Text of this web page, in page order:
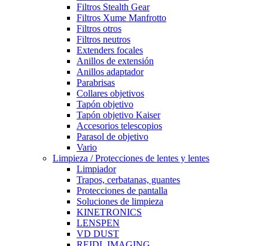
Filtros Stealth Gear
Filtros Xume Manfrotto
Filtros otros
Filtros neutros
Extenders focales
Anillos de extensión
Anillos adaptador
Parabrisas
Collares objetivos
Tapón objetivo
Tapón objetivo Kaiser
Accesorios telescopios
Parasol de objetivo
Vario
Limpieza / Protecciones de lentes y lentes
Limpiador
Trapos, cerbatanas, guantes
Protecciones de pantalla
Soluciones de limpieza
KINETRONICS
LENSPEN
VD DUST